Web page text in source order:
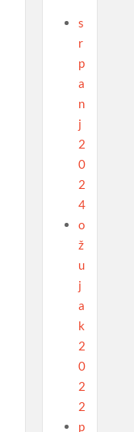
s
r
p
a
n
j
2
0
2
4
o
ž
u
j
a
k
2
0
2
2
p